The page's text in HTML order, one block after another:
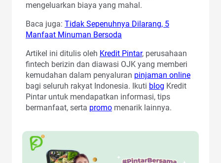
mengeluarkan biaya yang mahal.
Baca juga: Tidak Sepenuhnya Dilarang, 5
Manfaat Minuman Bersoda
Artikel ini ditulis oleh Kredit Pintar, perusahaan
fintech berizin dan diawasi OJK yang memberi
kemudahan dalam penyaluran pinjaman online
bagi seluruh rakyat Indonesia. Ikuti blog Kredit
Pintar untuk mendapatkan informasi, tips
bermanfaat, serta promo menarik lainnya.